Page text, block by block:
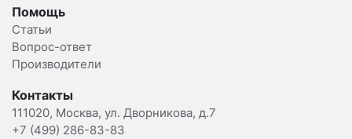
Помощь
Статьи
Вопрос-ответ
Производители
Контакты
111020, Москва, ул. Дворникова, д.7
+7 (499) 286-83-83